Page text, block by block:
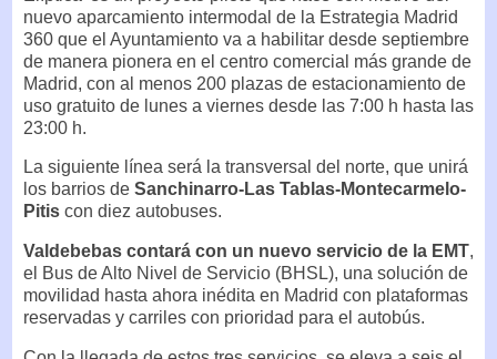
nuevo aparcamiento intermodal de la Estrategia Madrid
360 que el Ayuntamiento va a habilitar desde septiembre
de manera pionera en el centro comercial más grande de
Madrid, con al menos 200 plazas de estacionamiento de
uso gratuito de lunes a viernes desde las 7:00 h hasta las
23:00 h.
La siguiente línea será la transversal del norte, que unirá
los barrios de Sanchinarro-Las Tablas-Montecarmelo-
Pitis con diez autobuses.
Valdebebas contará con un nuevo servicio de la EMT,
el Bus de Alto Nivel de Servicio (BHSL), una solución de
movilidad hasta ahora inédita en Madrid con plataformas
reservadas y carriles con prioridad para el autobús.